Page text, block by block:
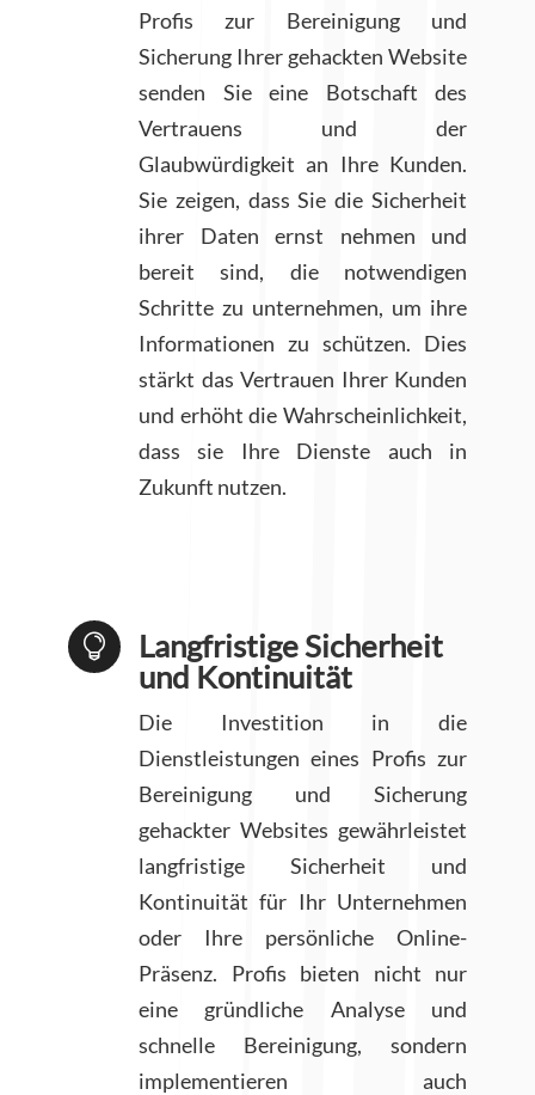
Profis zur Bereinigung und
Sicherung Ihrer gehackten Website
senden Sie eine Botschaft des
Vertrauens und der
Glaubwürdigkeit an Ihre Kunden.
Sie zeigen, dass Sie die Sicherheit
ihrer Daten ernst nehmen und
bereit sind, die notwendigen
Schritte zu unternehmen, um ihre
Informationen zu schützen. Dies
stärkt das Vertrauen Ihrer Kunden
und erhöht die Wahrscheinlichkeit,
dass sie Ihre Dienste auch in
Zukunft nutzen.

Langfristige Sicherheit
und Kontinuität
Die Investition in die
Dienstleistungen eines Profis zur
Bereinigung und Sicherung
gehackter Websites gewährleistet
langfristige Sicherheit und
Kontinuität für Ihr Unternehmen
oder Ihre persönliche Online-
Präsenz. Profis bieten nicht nur
eine gründliche Analyse und
schnelle Bereinigung, sondern
implementieren auch